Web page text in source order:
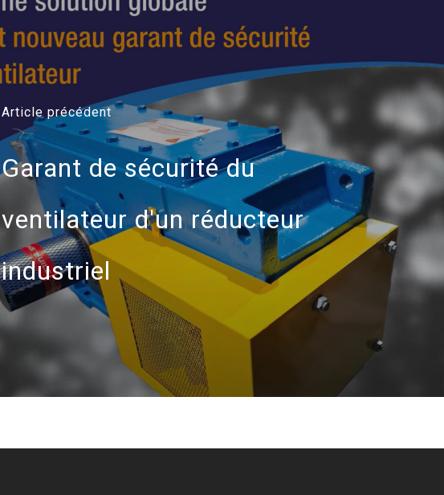
Article précédent
Garant de sécurité du
ventilateur d'un réducteur
industriel